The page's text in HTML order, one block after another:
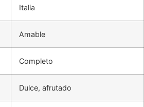
Italia
Amable
Completo
Dulce, afrutado